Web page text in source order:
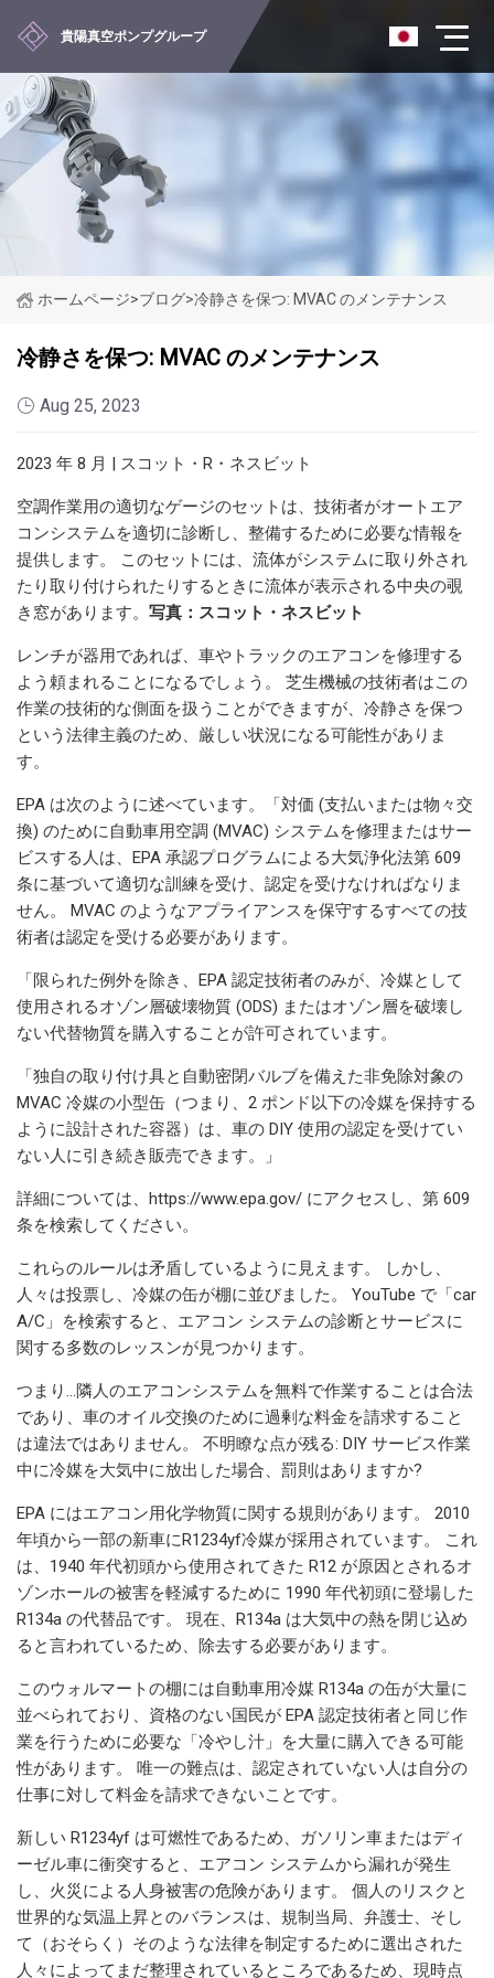
貴陽真空ポンプグループ
ホームページ>ブログ>冷静さを保つ: MVAC のメンテナンス
冷静さを保つ: MVAC のメンテナンス
Aug 25, 2023
2023 年 8 月 | スコット・R・ネスビット
空調作業用の適切なゲージのセットは、技術者がオートエア
コンシステムを適切に診断し、整備するために必要な情報を
提供します。 このセットには、流体がシステムに取り外され
たり取り付けられたりするときに流体が表示される中央の覗
き窓があります。 写真：スコット・ネスビット
レンチが器用であれば、車やトラックのエアコンを修理する
よう頼まれることになるでしょう。 芝生機械の技術者はこの
作業の技術的な側面を扱うことができますが、冷静さを保つ
という法律主義のため、厳しい状況になる可能性がありま
す。
EPA は次のように述べています。「対価 (支払いまたは物々交
換) のために自動車用空調 (MVAC) システムを修理またはサー
ビスする人は、EPA 承認プログラムによる大気浄化法第 609
条に基づいて適切な訓練を受け、認定を受けなければなりま
せん。 MVAC のようなアプライアンスを保守するすべての技
術者は認定を受ける必要があります。
「限られた例外を除き、EPA 認定技術者のみが、冷媒として
使用されるオゾン層破壊物質 (ODS) またはオゾン層を破壊し
ない代替物質を購入することが許可されています。
「独自の取り付け具と自動密閉バルブを備えた非免除対象の
MVAC 冷媒の小型缶（つまり、2 ポンド以下の冷媒を保持する
ように設計された容器）は、車の DIY 使用の認定を受けてい
ない人に引き続き販売できます。」
詳細については、https://www.epa.gov/ にアクセスし、第 609
条を検索してください。
これらのルールは矛盾しているように見えます。 しかし、
人々は投票し、冷媒の缶が棚に並びました。 YouTube で「car
A/C」を検索すると、エアコン システムの診断とサービスに
関する多数のレッスンが見つかります。
つまり…隣人のエアコンシステムを無料で作業することは合法
であり、車のオイル交換のために過剰な料金を請求すること
は違法ではありません。 不明瞭な点が残る: DIY サービス作業
中に冷媒を大気中に放出した場合、罰則はありますか?
EPA にはエアコン用化学物質に関する規則があります。 2010
年頃から一部の新車にR1234yf冷媒が採用されています。 これ
は、1940 年代初頭から使用されてきた R12 が原因とされるオ
ゾンホールの被害を軽減するために 1990 年代初頭に登場した
R134a の代替品です。 現在、R134a は大気中の熱を閉じ込め
ると言われているため、除去する必要があります。
このウォルマートの棚には自動車用冷媒 R134a の缶が大量に
並べられており、資格のない国民が EPA 認定技術者と同じ作
業を行うために必要な「冷やし汁」を大量に購入できる可能
性があります。 唯一の難点は、認定されていない人は自分の
仕事に対して料金を請求できないことです。
新しい R1234yf は可燃性であるため、ガソリン車またはディ
ーゼル車に衝突すると、エアコン システムから漏れが発生
し、火災による人身被害の危険があります。 個人のリスクと
世界的な気温上昇とのバランスは、規制当局、弁護士、そし
て（おそらく）そのような法律を制定するために選出された
人々によってまだ整理されているところであるため、現時点